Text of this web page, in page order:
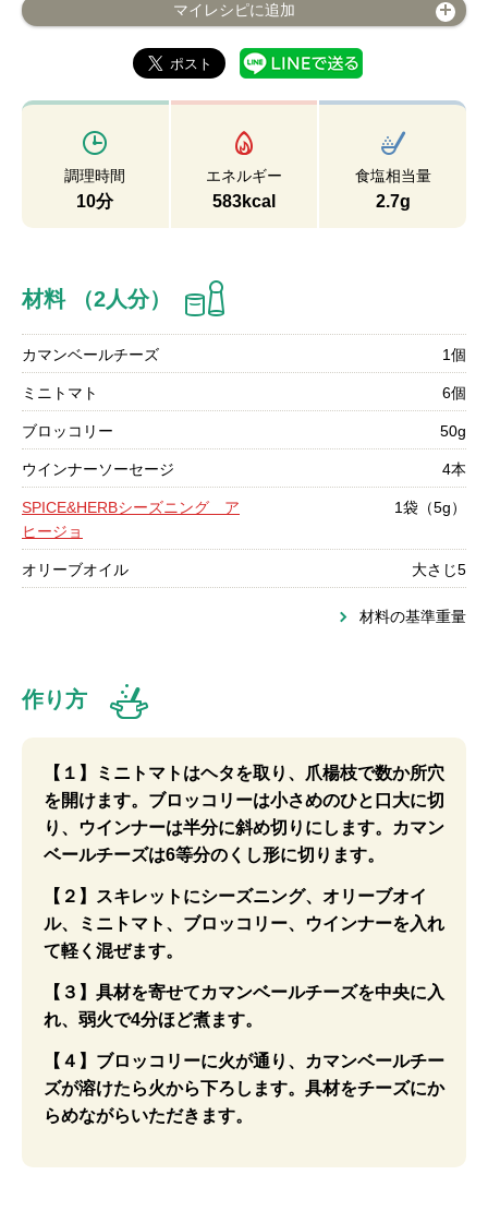
マイレシピに追加
調理時間
10分
エネルギー
583kcal
食塩相当量
2.7g
材料 （2人分）
カマンベールチーズ 1個
ミニトマト 6個
ブロッコリー 50g
ウインナーソーセージ 4本
SPICE&HERBシーズニング ア
ヒージョ
1袋（5g）
オリーブオイル 大さじ5
材料の基準重量
作り方
【１】ミニトマトはヘタを取り、爪楊枝で数か所穴
を開けます。ブロッコリーは小さめのひと口大に切
り、ウインナーは半分に斜め切りにします。カマン
ベールチーズは6等分のくし形に切ります。
【２】スキレットにシーズニング、オリーブオイ
ル、ミニトマト、ブロッコリー、ウインナーを入れ
て軽く混ぜます。
【３】具材を寄せてカマンベールチーズを中央に入
れ、弱火で4分ほど煮ます。
【４】ブロッコリーに火が通り、カマンベールチー
ズが溶けたら火から下ろします。具材をチーズにか
らめながらいただきます。